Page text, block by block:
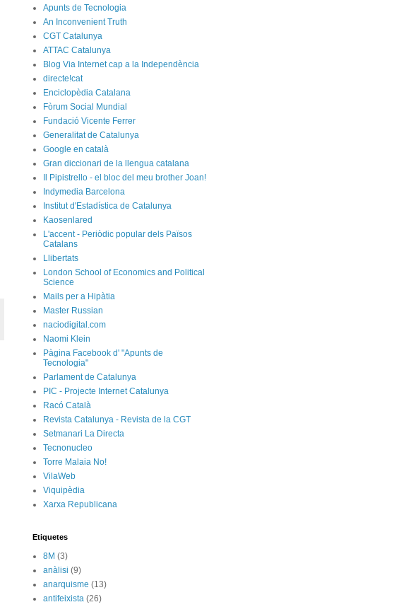
Apunts de Tecnologia
An Inconvenient Truth
CGT Catalunya
ATTAC Catalunya
Blog Via Internet cap a la Independència
directe!cat
Enciclopèdia Catalana
Fòrum Social Mundial
Fundació Vicente Ferrer
Generalitat de Catalunya
Google en català
Gran diccionari de la llengua catalana
Il Pipistrello - el bloc del meu brother Joan!
Indymedia Barcelona
Institut d'Estadística de Catalunya
Kaosenlared
L'accent - Periòdic popular dels Països
Catalans
Llibertats
London School of Economics and Political
Science
Mails per a Hipàtia
Master Russian
naciodigital.com
Naomi Klein
Pàgina Facebook d' "Apunts de
Tecnologia"
Parlament de Catalunya
PIC - Projecte Internet Catalunya
Racó Català
Revista Catalunya - Revista de la CGT
Setmanari La Directa
Tecnonucleo
Torre Malaia No!
VilaWeb
Viquipèdia
Xarxa Republicana
Etiquetes
8M (3)
anàlisi (9)
anarquisme (13)
antifeixista (26)